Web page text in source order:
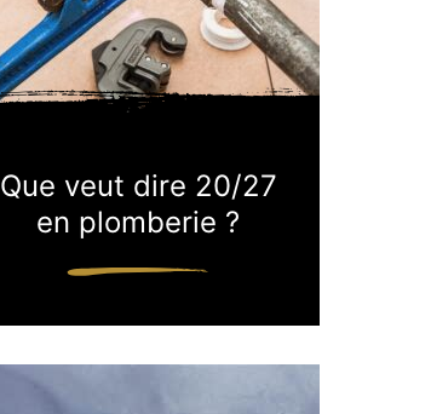
Que veut dire 20/27
en plomberie ?